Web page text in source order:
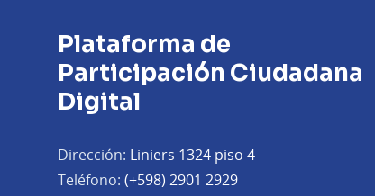
Plataforma de
Participación Ciudadana
Digital
Dirección: Liniers 1324 piso 4
Teléfono: (+598) 2901 2929